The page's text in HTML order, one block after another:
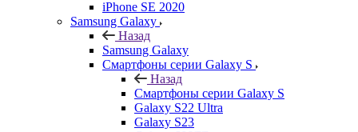
iPhone SE 2020
Samsung Galaxy
Назад
Samsung Galaxy
Смартфоны серии Galaxy S
Назад
Смартфоны серии Galaxy S
Galaxy S22 Ultra
Galaxy S23